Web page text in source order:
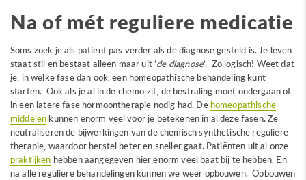
Na of mét reguliere medicatie
Soms zoek je als patiënt pas verder als de diagnose gesteld is. Je leven
staat stil en bestaat alleen maar uit ‘de diagnose’. Zo logisch! Weet dat
je, in welke fase dan ook, een homeopathische behandeling kunt
starten. Ook als je al in de chemo zit, de bestraling moet ondergaan of
in een latere fase hormoontherapie nodig had. Dehomeopathische
middelen kunnen enorm veel voor je betekenen in al deze fasen. Ze
neutraliseren de bijwerkingen van de chemisch synthetische reguliere
therapie, waardoor herstel beter en sneller gaat. Patiënten uit al onze
praktijken hebben aangegeven hier enorm veel baat bij te hebben. En
na alle reguliere behandelingen kunnen we weer opbouwen. Opbouwen